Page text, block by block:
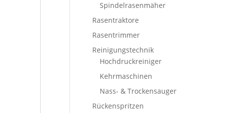
Spindelrasenmäher
Rasentraktore
Rasentrimmer
Reinigungstechnik
Hochdruckreiniger
Kehrmaschinen
Nass- & Trockensauger
Rückenspritzen